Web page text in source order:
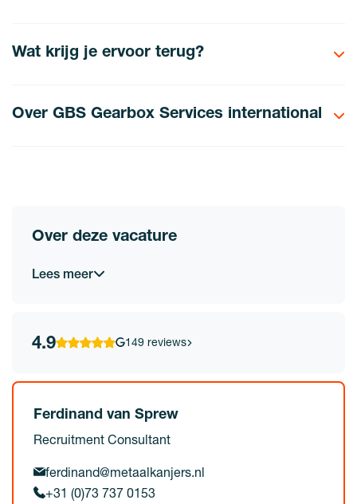
Wat krijg je ervoor terug?
Over GBS Gearbox Services international
Over deze vacature
Lees meer
4.9 149 reviews
Ferdinand van Sprew
Recruitment Consultant
ferdinand@metaalkanjers.nl
+31 (0)73 737 0153